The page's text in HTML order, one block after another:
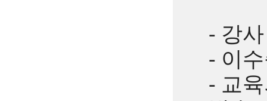
- 강
- 이
- 교